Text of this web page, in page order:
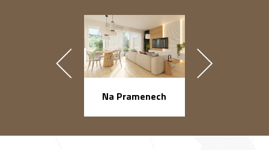
Na Pramenech